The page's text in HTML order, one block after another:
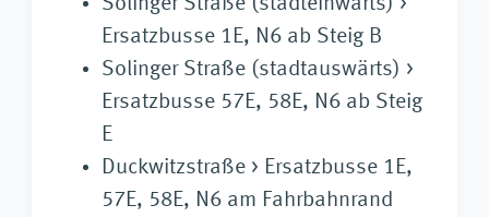
Ersatzbusse 1E, N6 ab Steig B
Solinger Straße (stadtauswärts) >
Ersatzbusse 57E, 58E, N6 ab Steig
E
Duckwitzstraße > Ersatzbusse 1E,
57E, 58E, N6 am Fahrbahnrand